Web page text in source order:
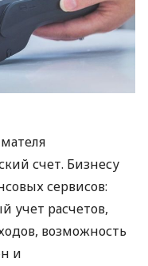
счет. Бизнесу
сервисов:
учет расчетов,
возможность
и